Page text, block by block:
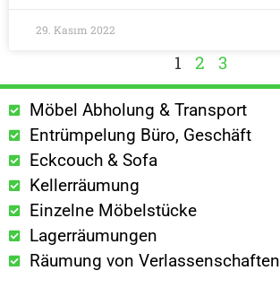
29. Kasım 2022
1 2 3
Möbel Abholung & Transport
Entrümpelung Büro, Geschäft
Eckcouch & Sofa
Kellerräumung
Einzelne Möbelstücke
Lagerräumungen
Räumung von Verlassenschaften